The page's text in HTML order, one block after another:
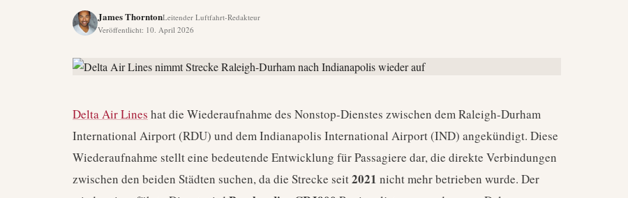
James ThorntonLeitender Luftfahrt-Redakteur
Veröffentlicht: 10. April 2026
Delta Air Lines hat die Wiederaufnahme des Nonstop-Dienstes zwischen dem Raleigh-Durham
International Airport (RDU) und dem Indianapolis International Airport (IND) angekündigt. Diese
Wiederaufnahme stellt eine bedeutende Entwicklung für Passagiere dar, die direkte Verbindungen
zwischen den beiden Städten suchen, da die Strecke seit2021 nicht mehr betrieben wurde. Der